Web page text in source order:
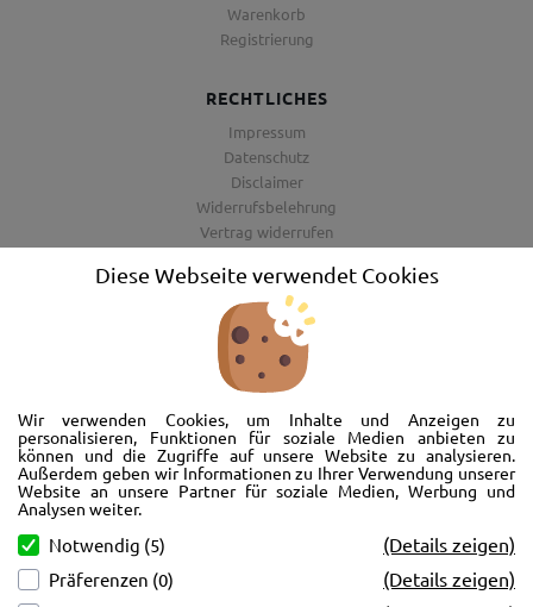
Diese Webseite verwendet Cookies
Wir verwenden Cookies, um Inhalte und Anzeigen zu
personalisieren, Funktionen für soziale Medien anbieten zu
können und die Zugriffe auf unsere Website zu analysieren.
Außerdem geben wir Informationen zu Ihrer Verwendung unserer
Website an unsere Partner für soziale Medien, Werbung und
Analysen weiter.
Notwendig (5) (Details zeigen)
Präferenzen (0) (Details zeigen)
Warenkorb
Registrierung
RECHTLICHES
Impressum
Datenschutz
Disclaimer
Widerrufsbelehrung
Vertrag widerrufen
Barrierefreiheitserklärung
Wir freuen uns, Sie im AutoShop Wimmer in Passau zu begrüßen. Wir
bieten Ihnen Kompletträder und Reifen für die Automarken Ford, Land
Rover, Range Rover, Volvo, Peugeot, Jaguar und Citroen. Hier in Passau
schlägt unser Herz rund um’s Auto. Wir bieten Ihnen Beratung,
Werkstatt, Service und natürlich Verkauf. Wollen Sie erstmal in Ruhe
von der Couch aus unsere Räder und Merchandise Artikel durchstöbern
und Ihre neuen Räder betrachten? Oder doch lieber eine Volvo Jacke
kaufen? Von Ford bis Volvo, wir bieten Ihnen tolle Fotos mit allen Infos
und schnellen Kontakt zum AutoShop Wimmer. Schreiben Sie eine Mail,